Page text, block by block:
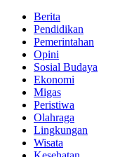
Berita
Pendidikan
Pemerintahan
Opini
Sosial Budaya
Ekonomi
Migas
Peristiwa
Olahraga
Lingkungan
Wisata